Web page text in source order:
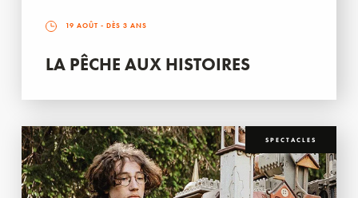
19 AOÛT - DÈS 3 ANS
LA PÊCHE AUX HISTOIRES
SPECTACLES